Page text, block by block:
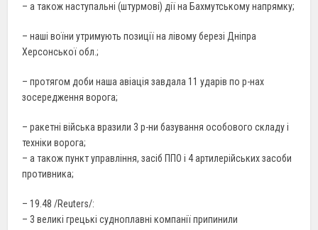
– а також наступальні (штурмові) дії на Бахмутському напрямку;
– наші воїни утримують позиції на лівому березі Дніпра
Херсонської обл.;
– протягом доби наша авіація завдала 11 ударів по р-нах
зосередження ворога;
– ракетні війська вразили 3 р-ни базування особового складу і
техніки ворога;
– а також пункт управління, засіб ППО і 4 артилерійських засоби
противника;
– 19.48 /Reuters/:
– 3 великі грецькі судноплавні компанії припинили